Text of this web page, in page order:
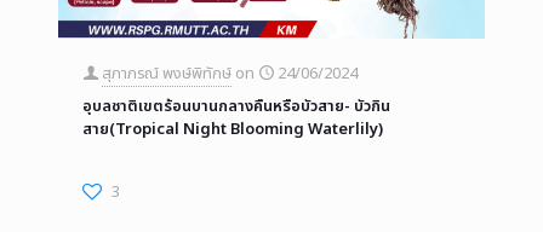
สุภาภรณ์ พงษ์พิทักษ์ on
24/06/2024
อุบลชาติเขตร้อนบานกลางคืนหรือบัวสาย- บัวกิน
สาย(Tropical Night Blooming Waterlily)
3